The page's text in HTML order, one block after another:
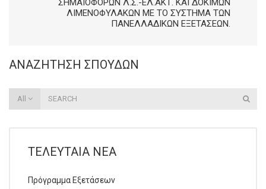
ΣΗΜΑΙΟΦΌΡΩΝ Λ.Σ.-ΕΛ.ΑΚΤ. ΚΑΙ ΔΟΚΊΜΩΝ
ΛΙΜΕΝΟΦΥΛΆΚΩΝ ΜΕ ΤΟ ΣΎΣΤΗΜΑ ΤΩΝ
ΠΑΝΕΛΛΑΔΙΚΏΝ ΕΞΕΤΆΣΕΩΝ.
ΑΝΑΖΉΤΗΣΗ ΣΠΟΥΔΏΝ
All
ΤΕΛΕΥΤΑΊΑ ΝΈΑ
Πρόγραμμα Εξετάσεων